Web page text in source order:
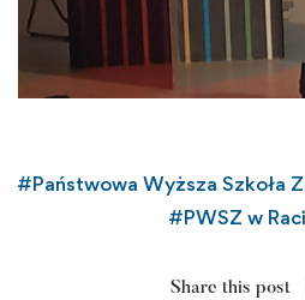
#Państwowa Wyższa Szkoła
#PWSZ w
Share this post